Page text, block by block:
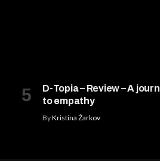
D-Topia – Review – A
to empathy
ByKristina Žarkov